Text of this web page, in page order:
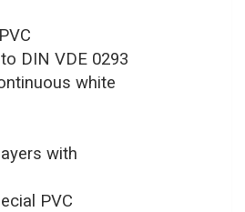
DIN VDE 0293
white
with
PVC